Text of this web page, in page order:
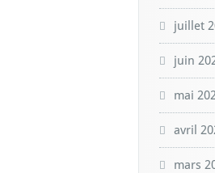
juillet
juin
mai
avril
mars